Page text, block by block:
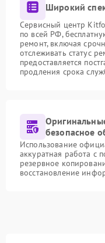
Широкий
Сервисный центр
по всей РФ,
ремонт, включая
отслеживать статус
предоставляется
продления срока
безопасное
Использование
аккуратная работа с
резервное
восстановление